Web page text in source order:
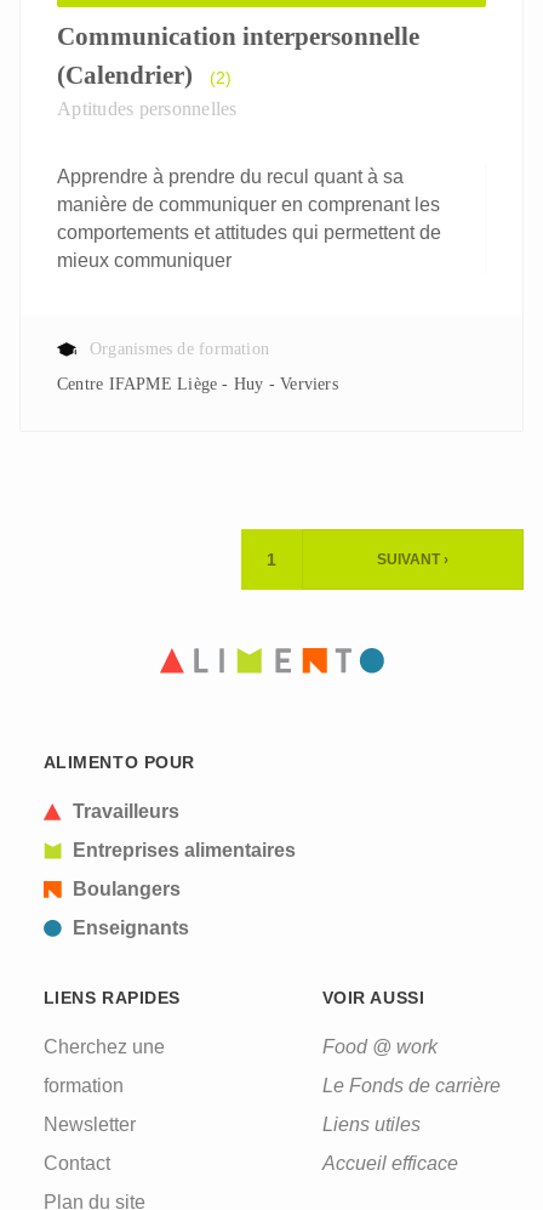
Communication interpersonnelle
(Calendrier)
(2)
Aptitudes personnelles
Apprendre à prendre du recul quant à sa
manière de communiquer en comprenant les
comportements et attitudes qui permettent de
mieux communiquer
Organismes de formation
Centre IFAPME Liège - Huy - Verviers
PAGE
1 SUIVANT ›
ALIMENTO POUR
Travailleurs
Entreprises alimentaires
Boulangers
Enseignants
LIENS RAPIDES
Cherchez une
formation
Newsletter
Contact
Plan du site
VOIR AUSSI
Food @ work
Le Fonds de carrière
Liens utiles
Accueil efficace